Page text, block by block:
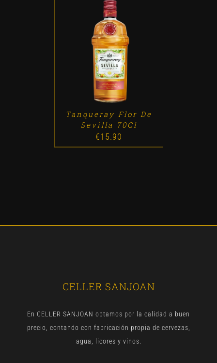
ADD TO CART / DETALLES
Tanqueray Flor De
Sevilla 70Cl
€15.90
CELLER SANJOAN
En CELLER SANJOAN optamos por la calidad a buen
precio, contando con fabricación propia de cervezas,
agua, licores y vinos.